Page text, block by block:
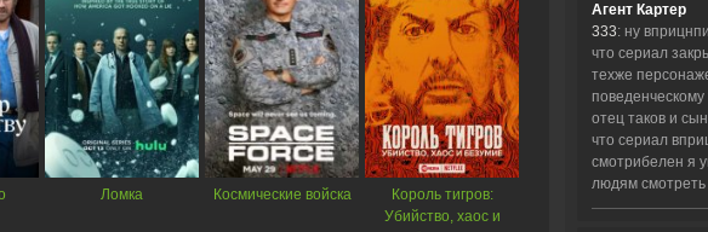
Ломка Космические войска
Король тигров:
Убийство, хаос и
Агент Картер
333: ну
что сериал
техже
поведенческому
отец таков и
что сериал
смотрибелен я
людям смотреть